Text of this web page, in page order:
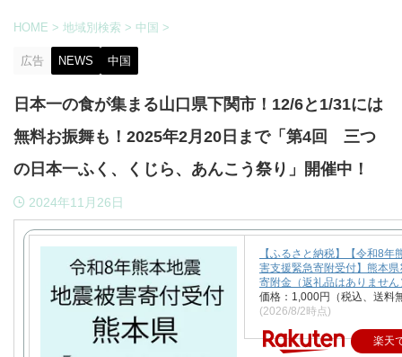
HOME > 地域別検索 > 中国 >
広告 NEWS 中国
日本一の食が集まる山口県下関市！12/6と1/31には
無料お振舞も！2025年2月20日まで「第4回 三つ
の日本一ふく、くじら、あんこう祭り」開催中！
2024年11月26日
【ふるさと納税】【令和8年
害支援緊急寄附受付】熊本県
寄附金（返礼品はありません
価格：1,000円（税込、送料
(2026/8/2時点)
楽天